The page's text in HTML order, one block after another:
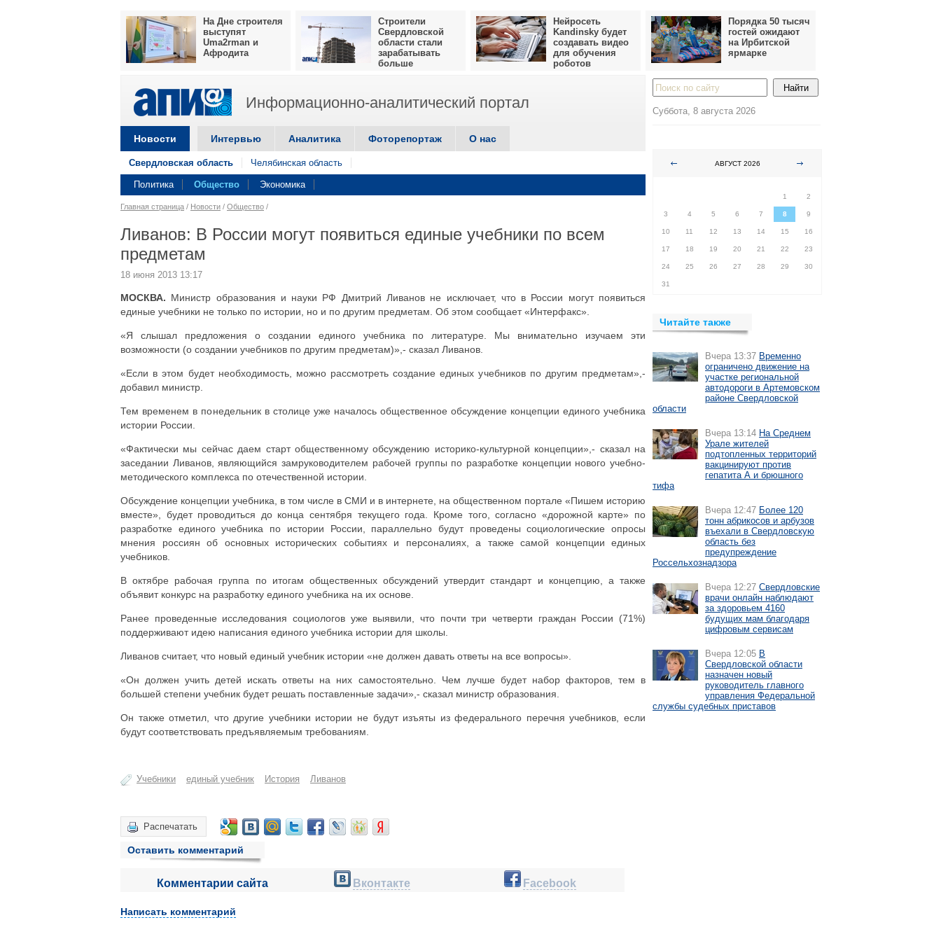
На Дне строителя
выступят
Uma2rman и
Афродита
Строители
Свердловской
области стали
зарабатывать
больше
Нейросеть
Kandinsky будет
создавать видео
для обучения
роботов
Порядка 50 тысяч
гостей ожидают
на Ирбитской
ярмарке
Информационно-аналитический портал
Новости Интервью Аналитика Фоторепортаж О нас
Свердловская область Челябинская область
Политика Общество Экономика
Главная страница / Новости / Общество /
Ливанов: В России могут появиться единые учебники по всем
предметам
18 июня 2013 13:17
МОСКВА. Министр образования и науки РФ Дмитрий Ливанов не исключает, что в России могут появиться
единые учебники не только по истории, но и по другим предметам. Об этом сообщает «Интерфакс».
«Я слышал предложения о создании единого учебника по литературе. Мы внимательно изучаем эти
возможности (о создании учебников по другим предметам)»,- сказал Ливанов.
«Если в этом будет необходимость, можно рассмотреть создание единых учебников по другим предметам»,-
добавил министр.
Тем временем в понедельник в столице уже началось общественное обсуждение концепции единого учебника
истории России.
«Фактически мы сейчас даем старт общественному обсуждению историко-культурной концепции»,- сказал на
заседании Ливанов, являющийся замруководителем рабочей группы по разработке концепции нового учебно-
методического комплекса по отечественной истории.
Обсуждение концепции учебника, в том числе в СМИ и в интернете, на общественном портале «Пишем историю
вместе», будет проводиться до конца сентября текущего года. Кроме того, согласно «дорожной карте» по
разработке единого учебника по истории России, параллельно будут проведены социологические опросы
мнения россиян об основных исторических событиях и персоналиях, а также самой концепции единых
учебников.
В октябре рабочая группа по итогам общественных обсуждений утвердит стандарт и концепцию, а также
объявит конкурс на разработку единого учебника на их основе.
Ранее проведенные исследования социологов уже выявили, что почти три четверти граждан России (71%)
поддерживают идею написания единого учебника истории для школы.
Ливанов считает, что новый единый учебник истории «не должен давать ответы на все вопросы».
«Он должен учить детей искать ответы на них самостоятельно. Чем лучше будет набор факторов, тем в
большей степени учебник будет решать поставленные задачи»,- сказал министр образования.
Он также отметил, что другие учебники истории не будут изъяты из федерального перечня учебников, если
будут соответствовать предъявляемым требованиям.
Учебники единый учебник История Ливанов
Распечатать
Оставить комментарий
Комментарии сайта Вконтакте Facebook
Написать комментарий
Суббота, 8 августа 2026
АВГУСТ 2026
1
2
3 4 5 6 7 8 9
10 11 12 13 14 15 16
17 18 19 20 21 22 23
24 25 26 27 28 29 30
31
Читайте также
Вчера 13:37 Временно
ограничено движение на
участке региональной
автодороги в Артемовском
районе Свердловской
области
Вчера 13:14 На Среднем
Урале жителей
подтопленных территорий
вакцинируют против
гепатита А и брюшного
тифа
Вчера 12:47 Более 120
тонн абрикосов и арбузов
въехали в Свердловскую
область без
предупреждение
Россельхознадзора
Вчера 12:27 Свердловские
врачи онлайн наблюдают
за здоровьем 4160
будущих мам благодаря
цифровым сервисам
Вчера 12:05 В
Свердловской области
назначен новый
руководитель главного
управления Федеральной
службы судебных приставов